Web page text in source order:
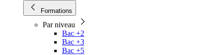
Formations
Par niveau
Bac +2
Bac +3
Bac +5